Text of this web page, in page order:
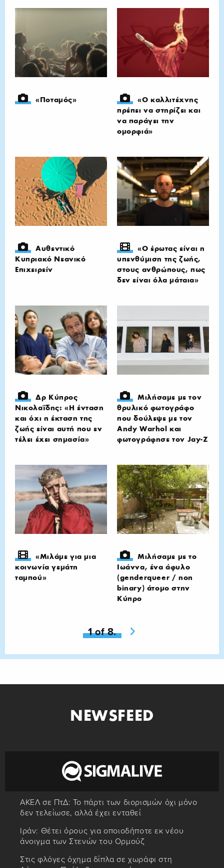
«Ποταμός»
«Ο καλλιτέχνης
πρέπει να στηρίζει και
να παράγει την
ομορφιά»
Αυθεντικό
Κυπριακό Νεανικό
Επιχειρείν
«Ο έρωτας είναι η
υπενθύμιση της ζωής,
στους ανθρώπους, πως
δεν είναι όλα μάταια»
Δρ Κύπρος
Νικολαΐδης: «H ένταση
και όχι η έκταση της
ζωής είναι αυτή που εν
τέλει έχει σημασία»
Μιλήσαμε με τον
θρυλικό φωτογράφο
που δούλεψε με τον
Andy Warhol και
φωτογράφησε τον Jay-Z
«Μιλάμε για μια
κοινωνία γεμάτη
ταμπού»
Μιλήσαμε με το
Ιωάννα, ένα άφυλο
(genderqueer / non
binary) άτομο στην
Κύπρο
You're on page
1 of 8. Next page
NEWSFEED
ΑΚΕΛ σε ΠτΔ: Το πάρτι των διορισμών όχι μόνο
δεν τελείωσε, αλλά έχει ενταθεί
Ιράν: Θέτει όρους για οποιοδήποτε εκ νέου
άνοιγμα των Στενών του Ορμούζ
Στις φλόγες όχημα δίπλα σε χωράφι στη